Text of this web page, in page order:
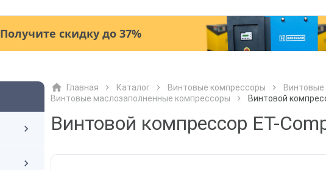
Рефрижераторные осушители
Адсорбционные осушители
Получите скидку до 37%
Главная Каталог Винтовые компрессоры
Винтовые маслозаполненные компрессоры
Винтовой
Винтовой компрессор ET-
Как к Вам обращаться?
Телефон
Как к Вам обращаться?
Телефон
Город доставки
Как к Вам обращаться?
Как к Вам обращаться?